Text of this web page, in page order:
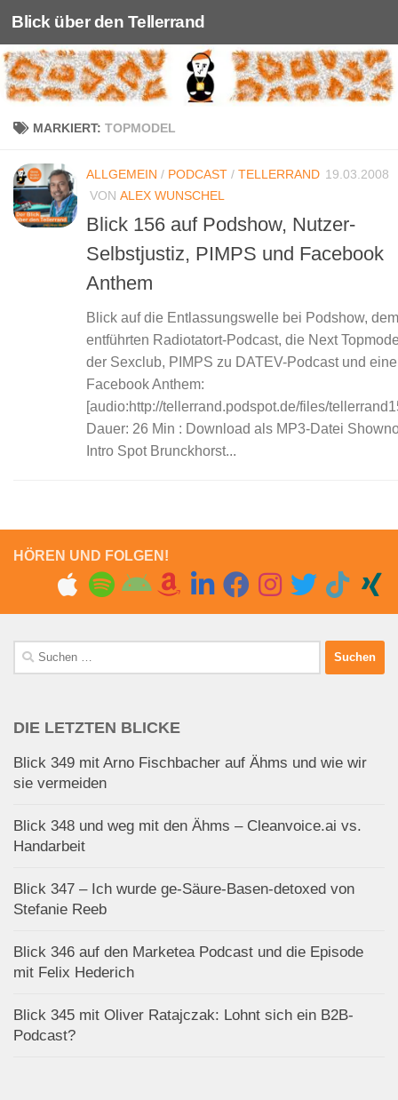
Unter dem Inhalt
Blick über den Tellerrand
MARKIERT: TOPMODEL
ALLGEMEIN / PODCAST / TELLERRAND 19.03.2008
VON ALEX WUNSCHEL
Blick 156 auf Podshow, Nutzer-
Selbstjustiz, PIMPS und Facebook
Anthem
Blick auf die Entlassungswelle bei Podshow, dem
entführten Radiotatort-Podcast, die Next
der Sexclub, PIMPS zu DATEV-Podcast und
Facebook Anthem:
[audio:http://tellerrand.podspot.de/files/
Dauer: 26 Min : Download als MP3-Datei
Intro Spot Brunckhorst...
HÖREN UND FOLGEN!
Suchen
nach:
DIE LETZTEN BLICKE
Blick 349 mit Arno Fischbacher auf Ähms und wie wir
sie vermeiden
Blick 348 und weg mit den Ähms – Cleanvoice.ai vs.
Handarbeit
Blick 347 – Ich wurde ge-Säure-Basen-detoxed von
Stefanie Reeb
Blick 346 auf den Marketea Podcast und die Episode
mit Felix Hederich
Blick 345 mit Oliver Ratajczak: Lohnt sich ein B2B-
Podcast?